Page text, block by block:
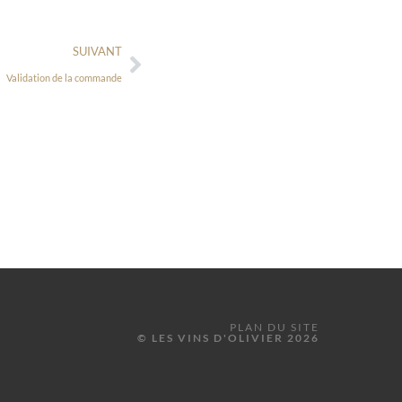
SUIVANT
Validation de la commande
PLAN DU SITE
© LES VINS D'OLIVIER 2026